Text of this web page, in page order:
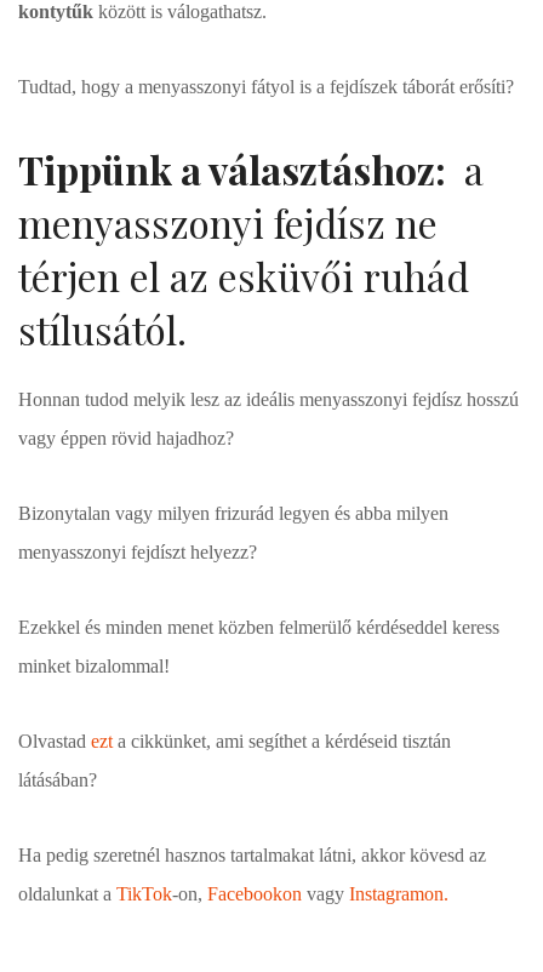
kontytűk között is válogathatsz.
Tudtad, hogy a menyasszonyi fátyol is a fejdíszek táborát erősíti?
Tippünk a választáshoz: a
menyasszonyi fejdísz ne
térjen el az esküvői ruhád
stílusától.
Honnan tudod melyik lesz az ideális menyasszonyi fejdísz hosszú
vagy éppen rövid hajadhoz?
Bizonytalan vagy milyen frizurád legyen és abba milyen
menyasszonyi fejdíszt helyezz?
Ezekkel és minden menet közben felmerülő kérdéseddel keress
minket bizalommal!
Olvastad ezt a cikkünket, ami segíthet a kérdéseid tisztán
látásában?
Ha pedig szeretnél hasznos tartalmakat látni, akkor kövesd az
oldalunkat a TikTok-on, Facebookon vagy Instagramon.